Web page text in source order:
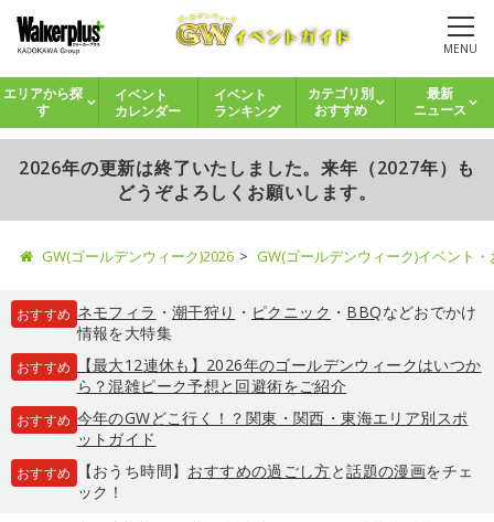
MENU
エリアから探
す
イベント
カレンダー
イベント
ランキング
カテゴリ別
おすすめ
最新
ニュース
2026年の更新は終了いたしました。来年（2027年）も
どうぞよろしくお願いします。
GW(ゴールデンウィーク)2026 GW(ゴールデンウィーク)イベント
おすすめ ネモフィラ ・ 潮干狩り ・ ピクニック ・ BBQなどおでかけ
情報を大特集
おすすめ
【最大12連休も】2026年のゴールデンウィークはいつか
ら？混雑ピーク予想と回避術をご紹介
おすすめ 今年のGWどこ行く！？関東・関西・東海エリア別スポ
ットガイド
おすすめ 【おうち時間】 おすすめの過ごし方と話題の漫画をチェ
ック！